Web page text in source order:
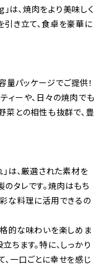
は、焼肉をより美味しく
き立て、食卓を豪華に
量パッケージでご提供！
ィーや、日々の焼肉でも
菜との相性も抜群で、豊
は、厳選された素材を
タレです。焼肉はもち
な料理に活用できるの
的な味わいを楽しめま
ちます。特に、しっかり
一口ごとに幸せを感じ